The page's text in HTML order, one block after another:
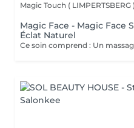
Magic Touch ( LIMPERTSBERG )
Magic Face - Magic Face
Éclat Naturel